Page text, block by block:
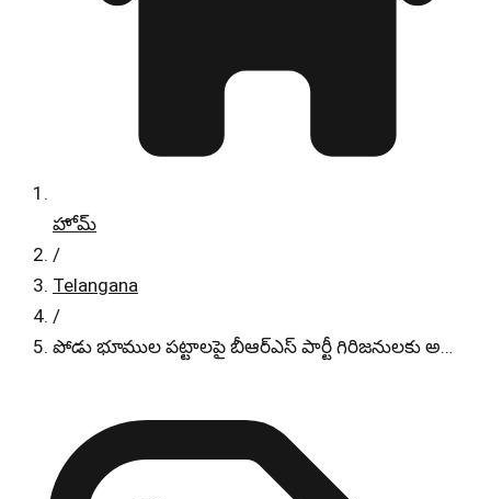
హోమ్
/
Telangana
/
పోడు భూముల పట్టాలపై బీఆర్ఎస్ పార్టీ గిరిజనులకు అ…